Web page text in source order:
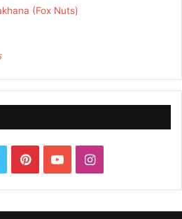
(Fox Nuts)
PinterestYouTubeInstagram